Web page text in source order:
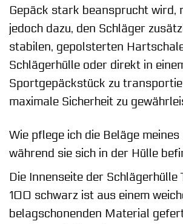
Gepäck stark beansprucht wird,
jedoch dazu, den Schläger
stabilen, gepolsterten
Schlägerhülle oder direkt in
Sportgepäckstück zu
maximale Sicherheit zu
Wie pflege ich die Beläge meines
während sie sich in der Hülle
Die Innenseite der Schlägerhülle
100 schwarz ist aus einem
belagschonenden Material